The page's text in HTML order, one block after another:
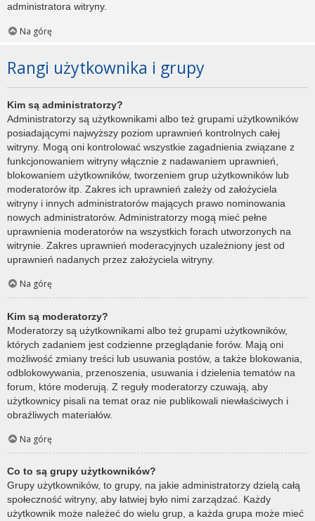
administratora witryny.
Na górę
Rangi użytkownika i grupy
Kim są administratorzy?
Administratorzy są użytkownikami albo też grupami użytkowników
posiadającymi najwyższy poziom uprawnień kontrolnych całej
witryny. Mogą oni kontrolować wszystkie zagadnienia związane z
funkcjonowaniem witryny włącznie z nadawaniem uprawnień,
blokowaniem użytkowników, tworzeniem grup użytkowników lub
moderatorów itp. Zakres ich uprawnień zależy od założyciela
witryny i innych administratorów mających prawo nominowania
nowych administratorów. Administratorzy mogą mieć pełne
uprawnienia moderatorów na wszystkich forach utworzonych na
witrynie. Zakres uprawnień moderacyjnych uzależniony jest od
uprawnień nadanych przez założyciela witryny.
Na górę
Kim są moderatorzy?
Moderatorzy są użytkownikami albo też grupami użytkowników,
których zadaniem jest codzienne przeglądanie forów. Mają oni
możliwość zmiany treści lub usuwania postów, a także blokowania,
odblokowywania, przenoszenia, usuwania i dzielenia tematów na
forum, które moderują. Z reguły moderatorzy czuwają, aby
użytkownicy pisali na temat oraz nie publikowali niewłaściwych i
obraźliwych materiałów.
Na górę
Co to są grupy użytkowników?
Grupy użytkowników, to grupy, na jakie administratorzy dzielą całą
społeczność witryny, aby łatwiej było nimi zarządzać. Każdy
użytkownik może należeć do wielu grup, a każda grupa może mieć